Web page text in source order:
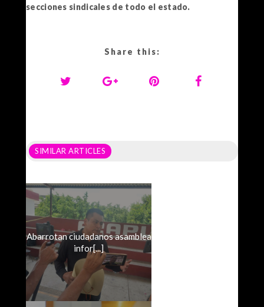
secciones sindicales de todo el estado.
Share this:
SIMILAR ARTICLES
Abarrotan ciudadanos asamblea
infor[...]